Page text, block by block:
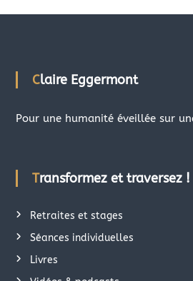
Claire Eggermont
Pour une humanité éveillée sur
Transformez et traversez !
Retraites et stages
Séances individuelles
Livres